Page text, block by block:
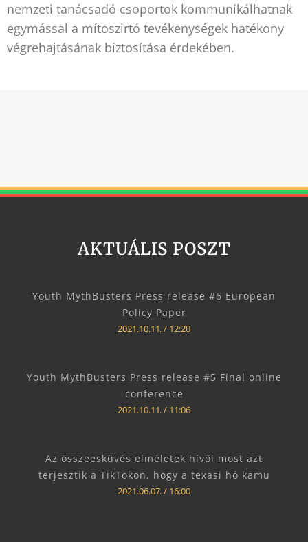
nemzeti tanácsadó csoportok kommunikálhatnak
egymással a mítoszirtó tevékenységek hatékony
végrehajtásának biztosítása érdekében.
AKTUÁLIS POSZT
Youth MythBusters Press release #6 European
Policy Paper
2021.10.11. 12:20
Youth MythBusters Press release #5 Final online
conference
2021.10.11. 11:06
Az összeesküvés elméletek hívői most azt
terjesztik a TikTokon, hogy a texasi hó kamu
2021.06.07. 16:00